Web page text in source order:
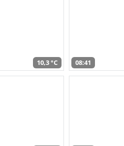
10,3 °C 08:41